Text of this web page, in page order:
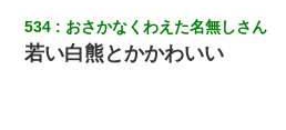
534 おさかなくわえた名無しさん
若い白熊とかかわいい